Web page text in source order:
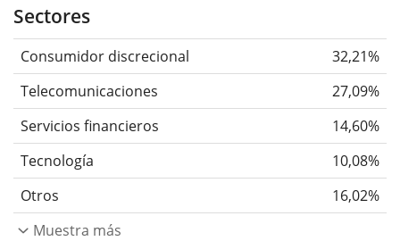
Sectores
Consumidor discrecional
32,21%
Telecomunicaciones
27,09%
Servicios financieros
14,60%
Tecnología
10,08%
Otros
16,02%
Muestra más